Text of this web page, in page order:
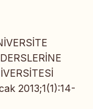
2013;1(1):14-